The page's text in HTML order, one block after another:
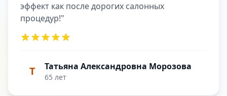
эффект как после дорогих салонных
процедур!"
Т Татьяна Александровна Морозова
65 лет